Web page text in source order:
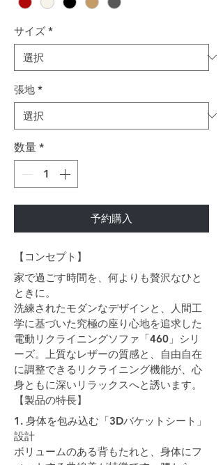
サイズ *
張地 *
数量 *
予約購入
【コンセプト】
家で過ごす時間を、何よりも贅沢なひと
ときに。
洗練されたモダンなデザインと、人間工
学に基づいた究極の座り心地を追求した
電動リクライニングソファ「460」シリ
ーズ。上質なレザーの質感と、自由自在
に調整できるリクライニング機能が、心
身ともに深いリラックスへと誘います。
【製品の特長】
1. 身体を包み込む「3Dバケットシート」
設計
ボリュームのある背もたれと、身体にフ